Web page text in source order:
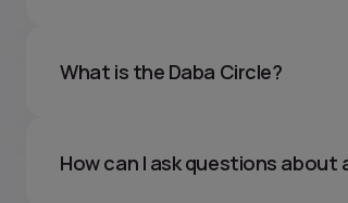
What is the Daba Circle?
How can I ask questions about